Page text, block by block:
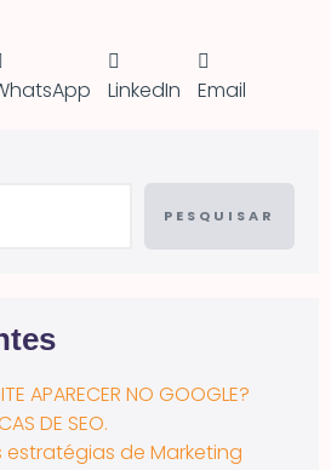
LinkedIn Email
PESQUISAR
APARECER NO GOOGLE?
DE SEO.
de Marketing